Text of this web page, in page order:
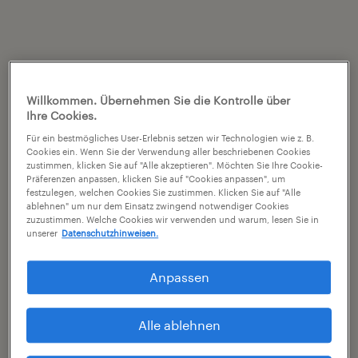
Willkommen. Übernehmen Sie die Kontrolle über
Ihre Cookies.
Für ein bestmögliches User-Erlebnis setzen wir Technologien wie z. B.
Cookies ein. Wenn Sie der Verwendung aller beschriebenen Cookies
zustimmen, klicken Sie auf "Alle akzeptieren". Möchten Sie Ihre Cookie-
Präferenzen anpassen, klicken Sie auf "Cookies anpassen", um
festzulegen, welchen Cookies Sie zustimmen. Klicken Sie auf "Alle
ablehnen" um nur dem Einsatz zwingend notwendiger Cookies
zuzustimmen. Welche Cookies wir verwenden und warum, lesen Sie in
unserer Datenschutzhinweisen.
Anpassen
Alle ablehnen